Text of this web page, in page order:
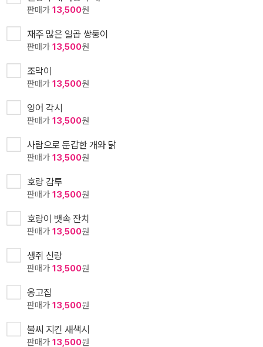
판매가 13,500원
재주 많은 일곱 쌍둥이
판매가 13,500원
조막이
판매가 13,500원
잉어 각시
판매가 13,500원
사람으로 둔갑한 개와 닭
판매가 13,500원
호랑 감투
판매가 13,500원
호랑이 뱃속 잔치
판매가 13,500원
생쥐 신랑
판매가 13,500원
옹고집
판매가 13,500원
불씨 지킨 새색시
판매가 13,500원